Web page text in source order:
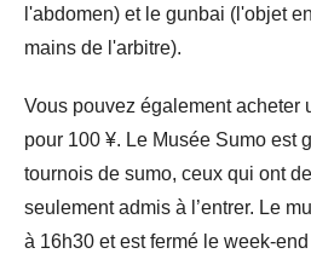
l'abdomen) et le gunbai (l'objet
mains de l'arbitre).
Vous pouvez également acheter
pour 100 ¥. Le Musée Sumo est
tournois de sumo, ceux qui ont
seulement admis à l’entrer. Le
à 16h30 et est fermé le week-